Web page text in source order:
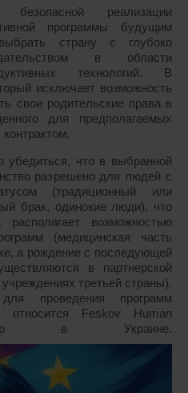
реализации
программы будущим
страну с глубоко
в области
технологий. В
исключает возможность
свои родительские права в
для предполагаемых
убедиться, что в выбранной
разрешено для людей с
(традиционный или
брак, одинокие люди), что
возможностью
(медицинская часть
а рождение с последующей
в партнерской
третьей страны).
проведения программ
относится Feskov Human
в Украине.